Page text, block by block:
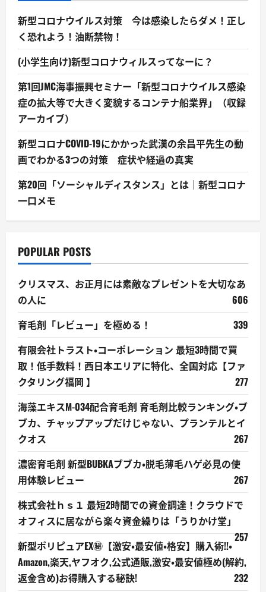
新型コロナウイルス対策 今は感染したらダメ！正し
く恐れよう！油断禁物！
(小学生向け)新型コロナウィルスってなーに？
第1回JMC海事振興セミナー「新型コロナウイルス感染
症の拡大等で大きく変貌するコンテナ船業界」（収録
アーカイブ）
新型コロナCOVID-19にかかった武漢の余昌平先生の動
画でわかる3つの対策 症状や経過の真実
第20回「ソーシャルディスタンス」とは｜新型コロナ
一口メモ
POPULAR POSTS
クリスマス、お正月には素敵なプレゼントを大切なあ
の人に
606
育毛剤「レビュー」を極める！
339
有限会社トラスト・コーポレーション 最短3時間で買
取！低手数料！西日本エリアに特化、全国対応【ファ
クタリング福岡 】
277
海藻エキスM-034配合育毛剤 育毛剤比較ランキング・ブ
ブカ、チャップアップだけじゃない、プランテルとイ
クオス
267
濃密育毛剤 新型BUBKAブブカ・脱毛薄毛ハゲ必見の使
用体験レビュー
267
株式会社ｈｓ１ 最短2時間での資金調達！クラウドで
オフィスに居ながら楽々資金繰りは「うりかけ堂」
257
新型ポリピュアEX㊙【激安・最安値・格安】購入術!!・
Amazon,楽天,ヤフオク,公式通販,激安・最安値極め(解約,
返金含め)お得購入する秘訣!
232